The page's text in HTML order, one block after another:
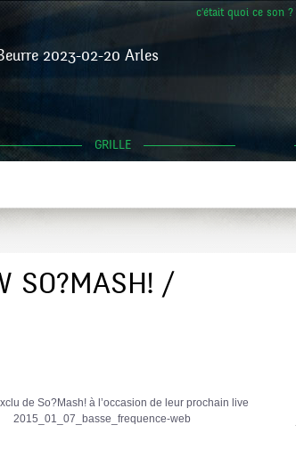
c'était quoi ce son ?
2023-02-20 Arles
GRILLE
SO?MASH! /
de So?Mash! à l’occasion de leur prochain live
2015_01_07_basse_frequence-web